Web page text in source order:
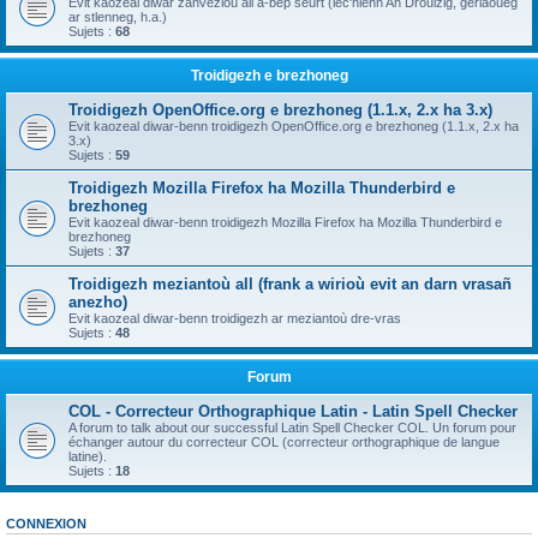
ar stlenneg, h.a.)
Sujets : 68
Troidigezh e brezhoneg
Troidigezh OpenOffice.org e brezhoneg (1.1.x, 2.x ha 3.x)
Evit kaozeal diwar-benn troidigezh OpenOffice.org e brezhoneg (1.1.x, 2.x ha
3.x)
Sujets : 59
Troidigezh Mozilla Firefox ha Mozilla Thunderbird e
brezhoneg
Evit kaozeal diwar-benn troidigezh Mozilla Firefox ha Mozilla Thunderbird e
brezhoneg
Sujets : 37
Troidigezh meziantoù all (frank a wirioù evit an darn vrasañ
anezho)
Evit kaozeal diwar-benn troidigezh ar meziantoù dre-vras
Sujets : 48
Forum
COL - Correcteur Orthographique Latin - Latin Spell Checker
A forum to talk about our successful Latin Spell Checker COL. Un forum pour
échanger autour du correcteur COL (correcteur orthographique de langue
latine).
Sujets : 18
CONNEXION